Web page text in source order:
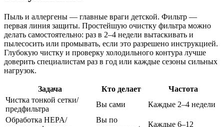
Пыль и аллергены — главные враги детской. Фильтр —
первая линия защиты. Простейшую очистку фильтра можно
делать самостоятельно: раз в 2–4 недели вытаскивать и
пылесосить или промывать, если это разрешено инструкцией.
Глубокую чистку и проверку холодильного контура лучше
доверить специалистам раз в год или каждые сезоны сильных
нагрузок.
Задача Кто делает
Частота
Чистка тонкой сетки/
предфильтра
Вы сами
Каждые 2–4 недели
Обработка HEPA/
Вы по
Каждые 6–12